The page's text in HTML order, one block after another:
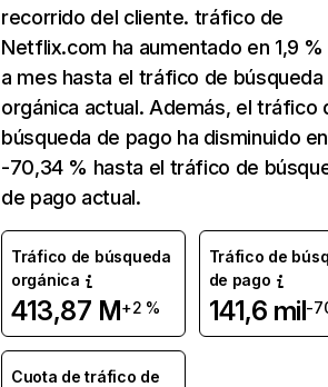
recorrido del cliente. tráfico de
Netflix.com ha aumentado en 1,9
a mes hasta el tráfico de búsqueda
orgánica actual. Además, el tráfico
búsqueda de pago ha disminuido en
-70,34 % hasta el tráfico de
de pago actual.
Tráfico de búsqueda
orgánica
413,87 M+2 %
Tráfico de
de pago
141,6 mil-
Cuota de tráfico de